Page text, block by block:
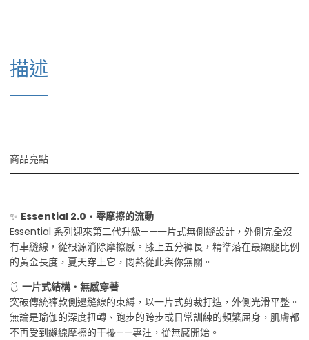
描述
商品亮點
✨ Essential 2.0・零摩擦的流動
Essential 系列迎來第二代升級——一片式無側縫設計，外側完全沒
有車縫線，從根源消除摩擦感。膝上五分褲長，精準落在最顯腿比例
的黃金長度，夏天穿上它，悶熱從此與你無關。
🩱 一片式結構・無感穿著
突破傳統褲款側邊縫線的束縛，以一片式剪裁打造，外側光滑平整。
無論是瑜伽的深度扭轉、跑步的跨步或日常訓練的頻繁屈身，肌膚都
不再受到縫線摩擦的干擾——專注，從無感開始。